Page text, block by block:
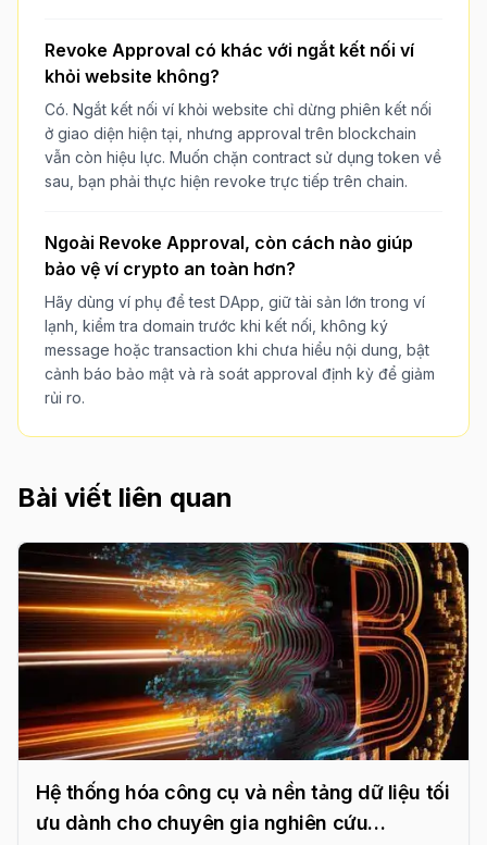
Revoke Approval có khác với ngắt kết nối ví
khỏi website không?
Có. Ngắt kết nối ví khỏi website chỉ dừng phiên kết nối
ở giao diện hiện tại, nhưng approval trên blockchain
vẫn còn hiệu lực. Muốn chặn contract sử dụng token về
sau, bạn phải thực hiện revoke trực tiếp trên chain.
Ngoài Revoke Approval, còn cách nào giúp
bảo vệ ví crypto an toàn hơn?
Hãy dùng ví phụ để test DApp, giữ tài sản lớn trong ví
lạnh, kiểm tra domain trước khi kết nối, không ký
message hoặc transaction khi chưa hiểu nội dung, bật
cảnh báo bảo mật và rà soát approval định kỳ để giảm
rủi ro.
Bài viết liên quan
Hệ thống hóa công cụ và nền tảng dữ liệu tối
ưu dành cho chuyên gia nghiên cứu